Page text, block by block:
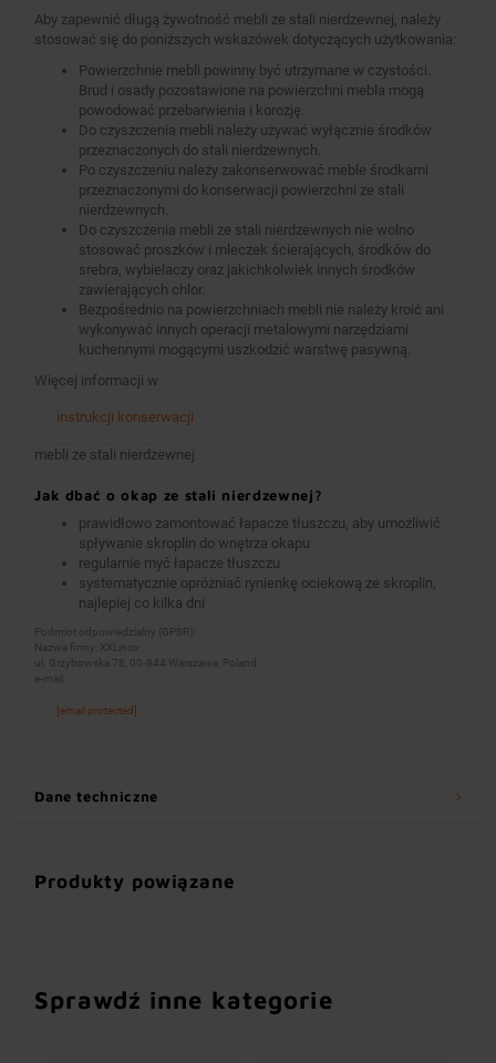
Aby zapewnić długą żywotność mebli ze stali nierdzewnej, należy
stosować się do poniższych wskazówek dotyczących użytkowania:
Powierzchnie mebli powinny być utrzymane w czystości.
Brud i osady pozostawione na powierzchni mebla mogą
powodować przebarwienia i korozję.
Do czyszczenia mebli należy używać wyłącznie środków
przeznaczonych do stali nierdzewnych.
Po czyszczeniu należy zakonserwować meble środkami
przeznaczonymi do konserwacji powierzchni ze stali
nierdzewnych.
Do czyszczenia mebli ze stali nierdzewnych nie wolno
stosować proszków i mleczek ścierających, środków do
srebra, wybielaczy oraz jakichkolwiek innych środków
zawierających chlor.
Bezpośrednio na powierzchniach mebli nie należy kroić ani
wykonywać innych operacji metalowymi narzędziami
kuchennymi mogącymi uszkodzić warstwę pasywną.
Więcej informacji w
instrukcji konserwacji
mebli ze stali nierdzewnej
Jak dbać o okap ze stali nierdzewnej?
prawidłowo zamontować łapacze tłuszczu, aby umożliwić
spływanie skroplin do wnętrza okapu
regularnie myć łapacze tłuszczu
systematycznie opróżniać rynienkę ociekową ze skroplin,
najlepiej co kilka dni
Podmiot odpowiedzialny (GPSR):
Nazwa firmy: XXLinox
ul. Grzybowska 78, 00-844 Warszawa, Poland
e-mail:
[email protected]
Dane techniczne
Produkty powiązane
Sprawdź inne kategorie